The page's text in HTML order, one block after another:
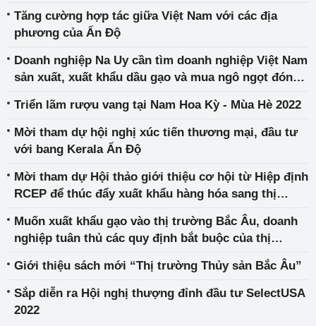
Tăng cường hợp tác giữa Việt Nam với các địa
phương của Ấn Độ
Doanh nghiệp Na Uy cần tìm doanh nghiệp Việt Nam
sản xuất, xuất khẩu dầu gạo và mua ngô ngọt đóng
Triển lãm rượu vang tại Nam Hoa Kỳ - Mùa Hè 2022
Mời tham dự hội nghị xúc tiến thương mại, đầu tư
với bang Kerala Ấn Độ
Mời tham dự Hội thảo giới thiệu cơ hội từ Hiệp định
RCEP để thúc đẩy xuất khẩu hàng hóa sang thị
Muốn xuất khẩu gạo vào thị trường Bắc Âu, doanh
nghiệp tuân thủ các quy định bắt buộc của thị
Giới thiệu sách mới “Thị trường Thủy sản Bắc Âu”
Sắp diễn ra Hội nghị thượng đỉnh đầu tư SelectUSA
2022